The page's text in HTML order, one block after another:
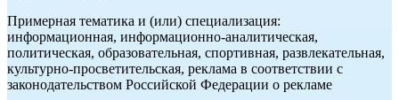
Примерная тематика и (или) специализация:
информационная, информационно-аналитическая,
политическая, образовательная, спортивная, развлекательная,
культурно-просветительская, реклама в соответствии с
законодательством Российской Федерации о рекламе